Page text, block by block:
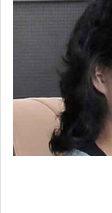
全球民众响应